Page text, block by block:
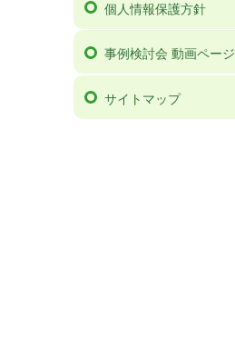
個人情報保護方針
事例検討会 動画ページ
サイトマップ